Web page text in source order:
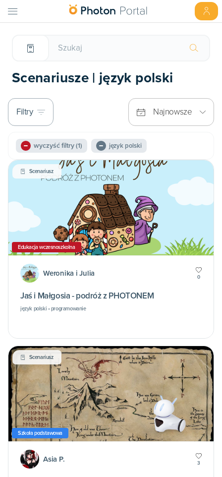
Scenariusze | język polski
Filtry Najnowsze
wyczyść filtry(1) język polski
Scenariusz
Edukacja wczesnoszkolna
Weronika i Julia 0
Jaś i Małgosia - podróż z PHOTONEM
język polski • programowanie
Scenariusz
Szkoła podstawowa
Asia P. 3